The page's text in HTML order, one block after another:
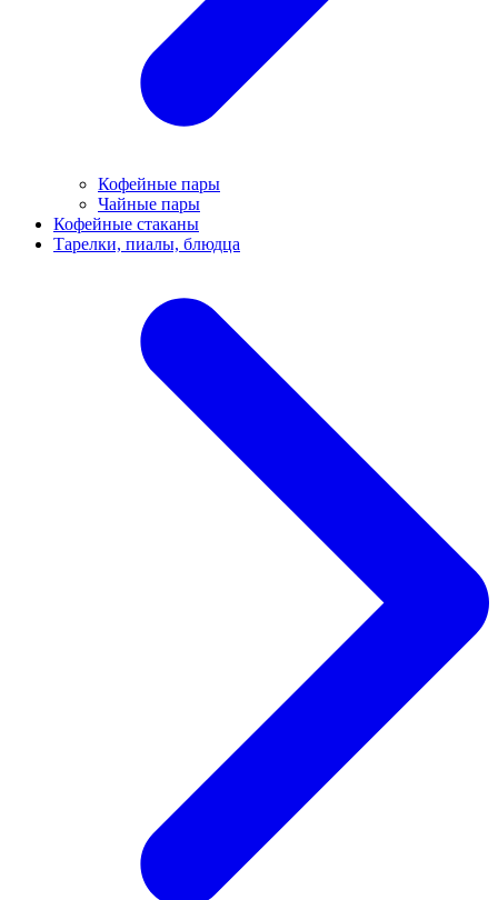
Кофейные пары
Чайные пары
Кофейные стаканы
Тарелки, пиалы, блюдца